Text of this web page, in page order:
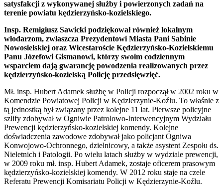
satysfakcji z wykonywanej służby i powierzonych zadań na
terenie powiatu kędzierzyńsko-kozielskiego.
Insp. Remigiusz Sawicki podziękował również lokalnym
włodarzom, zwłaszcza Prezydentowi Miasta Pani Sabinie
Nowosielskiej oraz Wicestaroście Kędzierzyńsko-Kozielskiemu
Panu Józefowi Gismanowi, którzy swoim codziennym
wsparciem dają gwarancję powodzenia realizowanych przez
kędzierzyńsko-kozielską Policję przedsięwzięć.
Mł. insp. Hubert Adamek służbę w Policji rozpoczął w 2002 roku w
Komendzie Powiatowej Policji w Kędzierzynie-Koźlu. To właśnie z
tą jednostką był związany przez kolejne 11 lat. Pierwsze policyjne
szlify zdobywał w Ogniwie Patrolowo-Interwencyjnym Wydziału
Prewencji kędzierzyńsko-kozielskiej komendy. Kolejne
doświadczenia zawodowe zdobywał jako policjant Ogniwa
Konwojowo-Ochronnego, dzielnicowy, a także asystent Zespołu ds.
Nieletnich i Patologii. Po wielu latach służby w wydziale prewencji,
w 2009 roku mł. insp. Hubert Adamek, zostaje oficerem prasowym
kędzierzyńsko-kozielskiej komendy. W 2012 roku staje na czele
Referatu Prewencji Komisariatu Policji w Kędzierzynie-Koźlu.